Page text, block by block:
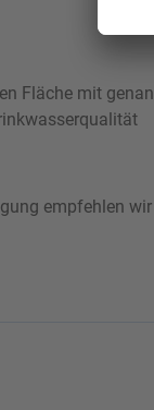
Fläche mit
empfehlen